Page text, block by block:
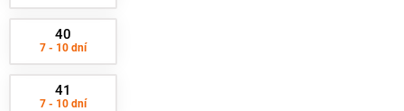
40
7 - 10 dní
41
7 - 10 dní